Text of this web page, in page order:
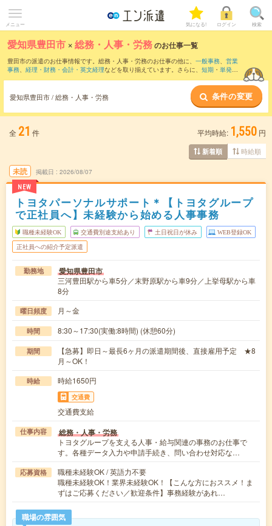
メニュー 気になる! ログイン 検索
愛知県豊田市 ×総務・人事・労務のお仕事一覧
豊田市の派遣のお仕事情報です。総務・人事・労務のお仕事の他に、 一般事務、 営業
事務、 経理・財務・会計・英文経理などを取り揃えています。さらに、 短期 ・ 単発な
愛知県豊田市 / 総務・人事・労務 条件の変更
全 21 件 平均時給: 1,550 円
新着順 時給順
未読
NEW
掲載日 2026/08/07
トヨタパーソナルサポート＊【トヨタグループ
で正社員へ】未経験から始める人事事務
職種未経験OK 交通費別途支給あり 土日祝日が休み WEB登録OK
正社員への紹介予定派遣
勤務地 愛知県豊田市
三河豊田駅から車5分／末野原駅から車9分／上挙母駅から車
8分
曜日頻度 月～金
時間 8:30～17:30(実働:8時間) (休憩60分)
期間
【急募】即日～最長6ヶ月の派遣期間後、直接雇用予定 ★8
月～OK！
時給 時給1650円
交通費
交通費支給
仕事内容 総務・人事・労務
トヨタグループを支える人事・給与関連の事務のお仕事で
す。各種データ入力や申請手続き、問い合わせ対応な…
応募資格
職種未経験OK / 英語力不要
職種未経験OK！業界未経験OK！【こんな方におススメ！ま
ずはご応募ください／歓迎条件】事務経験があれ…
職場の雰囲気